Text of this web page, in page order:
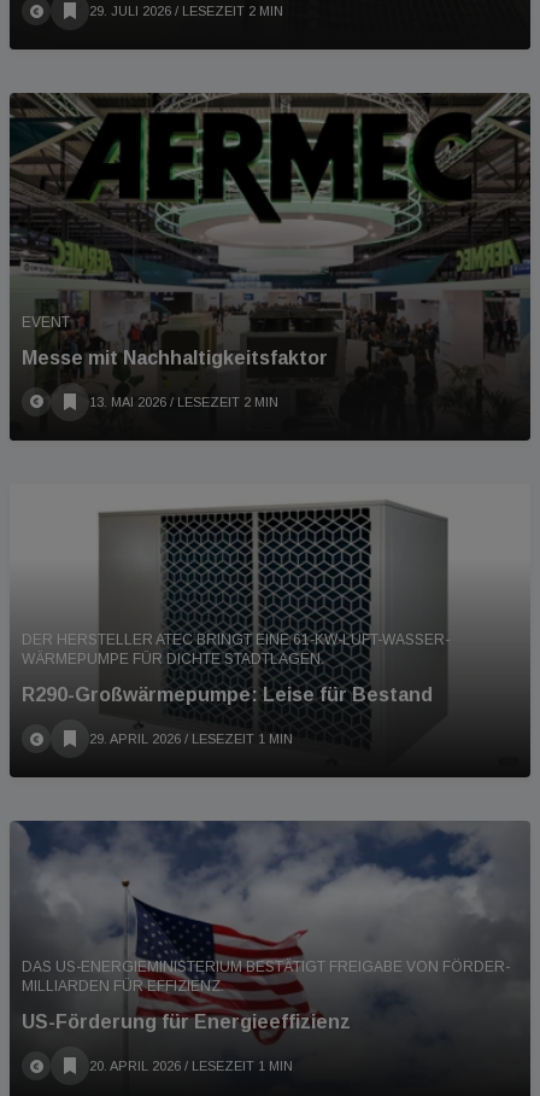
29. JULI 2026 / LESEZEIT 2 MIN
EVENT
Messe mit Nachhaltigkeitsfaktor
13. MAI 2026 / LESEZEIT 2 MIN
DER HERSTELLER ATEC BRINGT EINE 61-KW-LUFT-WASSER-
WÄRMEPUMPE FÜR DICHTE STADTLAGEN.
R290-Großwärmepumpe: Leise für Bestand
29. APRIL 2026 / LESEZEIT 1 MIN
DAS US-ENERGIEMINISTERIUM BESTÄTIGT FREIGABE VON FÖRDER-
MILLIARDEN FÜR EFFIZIENZ.
US-Förderung für Energieeffizienz
20. APRIL 2026 / LESEZEIT 1 MIN